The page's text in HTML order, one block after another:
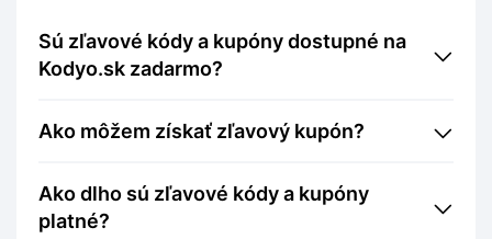
Sú zľavové kódy a kupóny dostupné na
Kodyo.sk zadarmo?
Ako môžem získať zľavový kupón?
Ako dlho sú zľavové kódy a kupóny
platné?